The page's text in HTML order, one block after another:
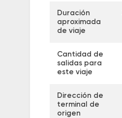
Duración
aproximada
de viaje
Cantidad de
salidas para
este viaje
Dirección de
terminal de
origen